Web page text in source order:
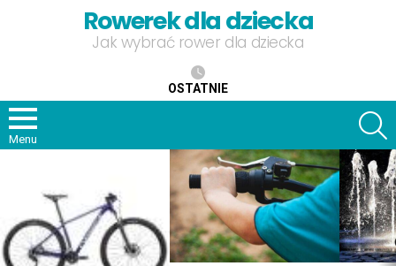
Rowerek dla dziecka
Jak wybrać rower dla dziecka
OSTATNIE
Menu